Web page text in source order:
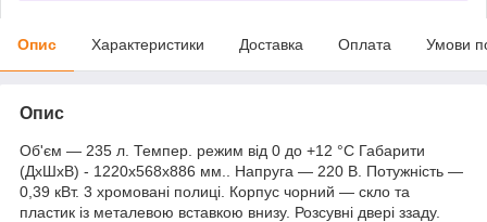
Опис Характеристики Доставка Оплата Умови
Опис
Об'єм — 235 л. Темпер. режим від 0 до +12 °C Габарити
(ДхШхВ) - 1220х568х886 мм.. Напруга — 220 В. Потужність —
0,39 кВт. 3 хромовані полиці. Корпус чорний — скло та
пластик із металевою вставкою внизу. Розсувні двері ззаду.